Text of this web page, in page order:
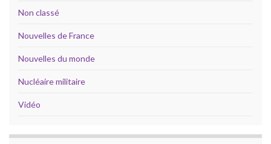
Non classé
Nouvelles de France
Nouvelles du monde
Nucléaire militaire
Vidéo